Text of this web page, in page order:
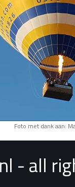
Foto met dank aan:
- all